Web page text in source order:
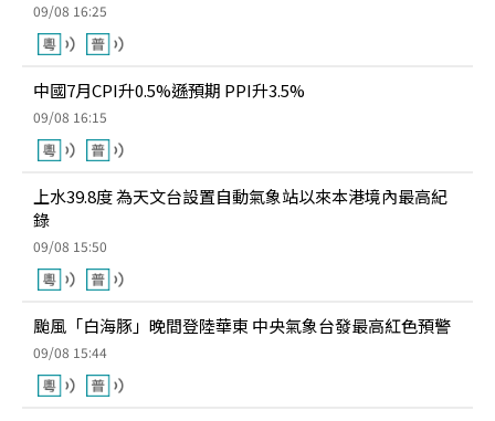
09/08 16:25
中國7月CPI升0.5%遜預期 PPI升3.5%
09/08 16:15
上水39.8度 為天文台設置自動氣象站以來本港境內最高紀
錄
09/08 15:50
颱風「白海豚」晚間登陸華東 中央氣象台發最高紅色預警
09/08 15:44